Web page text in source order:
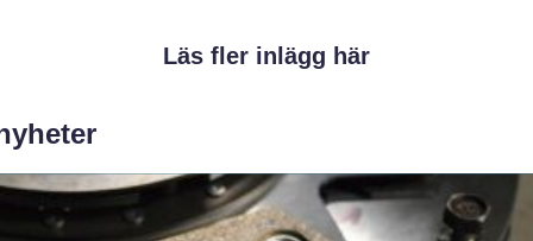
Läs fler inlägg här